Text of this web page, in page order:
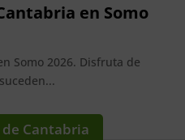
en Somo
Somo 2026. Disfruta de
Cantabria